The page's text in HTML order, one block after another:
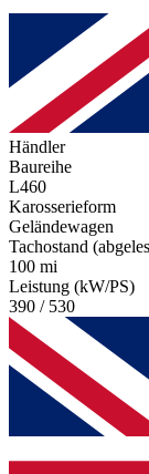
Händler
Baureihe
L460
Karosserieform
Geländewagen
Tachostand
100 mi
Leistung (kW/PS)
390 / 530